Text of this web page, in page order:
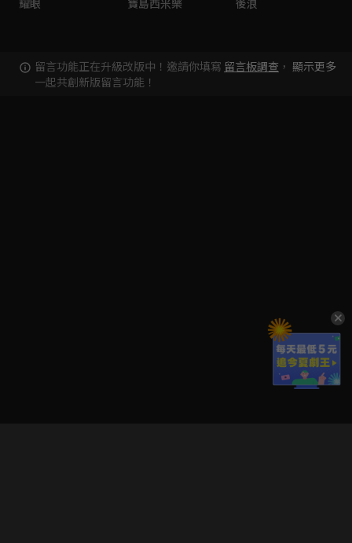
留言功能正在升級改版中！邀請你填寫 留言板調查 ，
一起共創新版留言功能！
顯示更多